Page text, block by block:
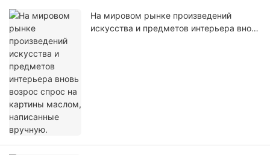
На мировом рынке произведений
искусства и предметов интерьера вновь